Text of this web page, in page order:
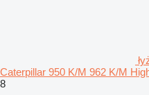
Caterpillar 950 K/M 962 K/M
8